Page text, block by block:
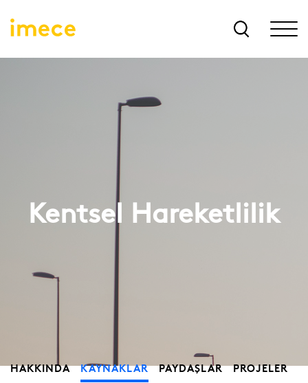
Kentsel Hareketlilik
HAKKINDA KAYNAKLAR PAYDAŞLAR PROJELER